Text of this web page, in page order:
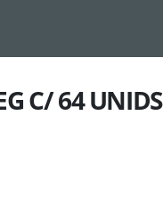
ORDER BY RAND()
C/ 64 UNIDS